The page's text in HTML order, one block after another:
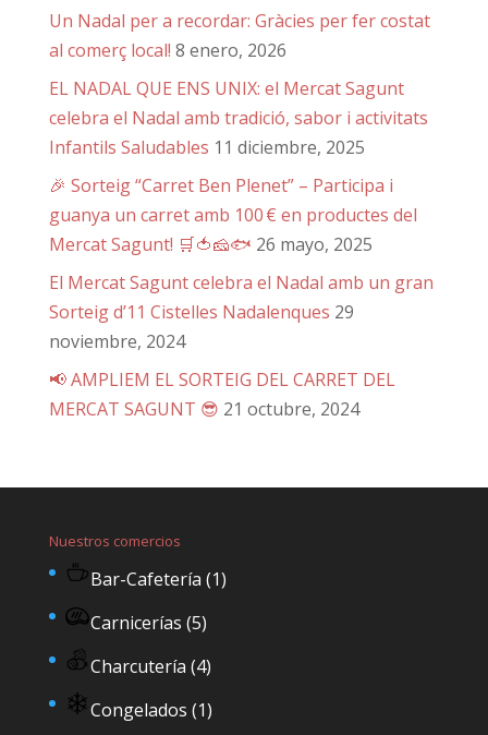
Un Nadal per a recordar: Gràcies per fer costat
al comerç local! 8 enero, 2026
EL NADAL QUE ENS UNIX: el Mercat Sagunt
celebra el Nadal amb tradició, sabor i activitats
Infantils Saludables 11 diciembre, 2025
🎉 Sorteig “Carret Ben Plenet” – Participa i
guanya un carret amb 100 € en productes del
Mercat Sagunt! 🛒🍅🧀🐟 26 mayo, 2025
El Mercat Sagunt celebra el Nadal amb un gran
Sorteig d’11 Cistelles Nadalenques 29
noviembre, 2024
📢 AMPLIEM EL SORTEIG DEL CARRET DEL
MERCAT SAGUNT 😎 21 octubre, 2024
Nuestros comercios
Bar-Cafetería (1)
Carnicerías (5)
Charcutería (4)
Congelados (1)